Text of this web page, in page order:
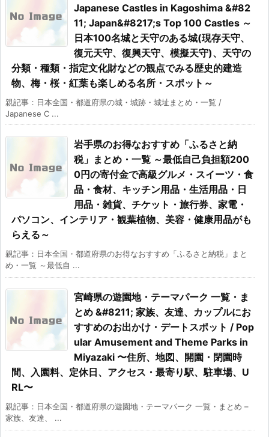
Japanese Castles in Kagoshima &#82
11; Japan&#8217;s Top 100 Castles ～
日本100名城と天守のある城(現存天守、
復元天守、復興天守、模擬天守)、天守の
分類・種類・指定文化財などの観点でみる歴史的建造
物、梅・桜・紅葉も楽しめる名所・スポット～
親記事：日本全国・都道府県の城・城跡・城址まとめ・一覧 /
Japanese C ...
岩手県のお得なおすすめ「ふるさと納
税」まとめ・一覧 ～最低自己負担額200
0円の寄付金で高級グルメ・スイーツ・食
品・食材、キッチン用品・生活用品・日
用品・雑貨、チケット・旅行券、家電・
パソコン、インテリア・観葉植物、美容・健康用品がも
らえる～
親記事：日本全国・都道府県のお得なおすすめ「ふるさと納税」まと
め・一覧 ～最低自 ...
宮崎県の遊園地・テーマパーク 一覧・ま
とめ &#8211; 家族、友達、カップルにお
すすめのお出かけ・デートスポット / Pop
ular Amusement and Theme Parks in
Miyazaki 〜住所、地図、開園・閉園時
間、入園料、定休日、アクセス・最寄り駅、駐車場、U
RL〜
親記事：日本全国・都道府県の遊園地・テーマパーク 一覧・まとめ –
家族、友達、 ...